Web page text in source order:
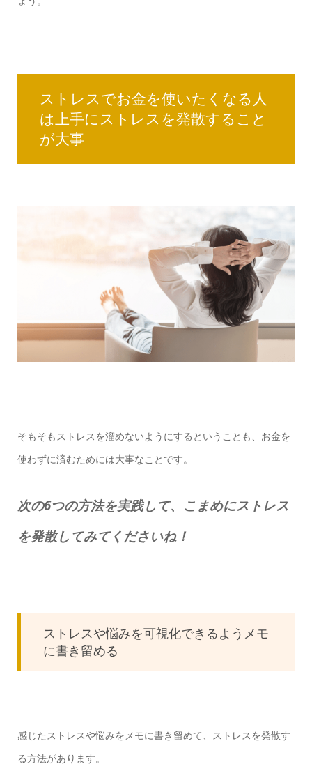
ストレスでお金を使いたくなる人
は上手にストレスを発散すること
が大事
そもそもストレスを溜めないようにするということも、お金を
使わずに済むためには大事なことです。
次の6つの方法を実践して、こまめにストレス
を発散してみてくださいね！
ストレスや悩みを可視化できるようメモ
に書き留める
感じたストレスや悩みをメモに書き留めて、ストレスを発散す
る方法があります。